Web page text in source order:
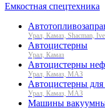
Емкостная спецтехника
Урал, Камаз, Shacman,
Автоцистерны
Урал, Камаз
Автоцистерны
Урал, Камаз, МАЗ
Автоцистерны
Урал, Камаз, МАЗ
Машины